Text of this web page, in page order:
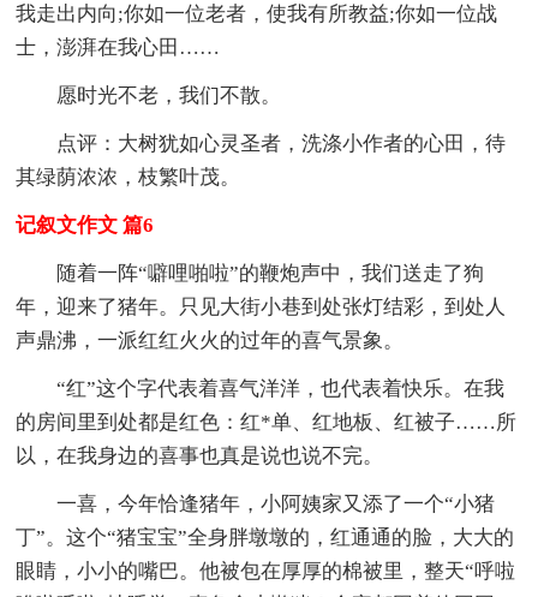
我走出内向;你如一位老者，使我有所教益;你如一位战
士，澎湃在我心田……
愿时光不老，我们不散。
点评：大树犹如心灵圣者，洗涤小作者的心田，待
其绿荫浓浓，枝繁叶茂。
记叙文作文 篇6
随着一阵“噼哩啪啦”的鞭炮声中，我们送走了狗
年，迎来了猪年。只见大街小巷到处张灯结彩，到处人
声鼎沸，一派红红火火的过年的喜气景象。
“红”这个字代表着喜气洋洋，也代表着快乐。在我
的房间里到处都是红色：红*单、红地板、红被子……所
以，在我身边的喜事也真是说也说不完。
一喜，今年恰逢猪年，小阿姨家又添了一个“小猪
丁”。这个“猪宝宝”全身胖墩墩的，红通通的脸，大大的
眼睛，小小的嘴巴。他被包在厚厚的棉被里，整天“呼啦